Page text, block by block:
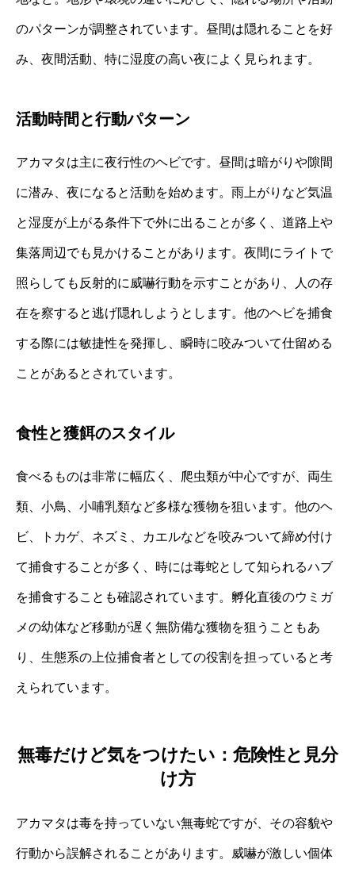
のパターンが調整されています。昼間は隠れることを好
み、夜間活動、特に湿度の高い夜によく見られます。
活動時間と行動パターン
アカマタは主に夜行性のヘビです。昼間は暗がりや隙間
に潜み、夜になると活動を始めます。雨上がりなど気温
と湿度が上がる条件下で外に出ることが多く、道路上や
集落周辺でも見かけることがあります。夜間にライトで
照らしても反射的に威嚇行動を示すことがあり、人の存
在を察すると逃げ隠れしようとします。他のヘビを捕食
する際には敏捷性を発揮し、瞬時に咬みついて仕留める
ことがあるとされています。
食性と獲餌のスタイル
食べるものは非常に幅広く、爬虫類が中心ですが、両生
類、小鳥、小哺乳類など多様な獲物を狙います。他のヘ
ビ、トカゲ、ネズミ、カエルなどを咬みついて締め付け
て捕食することが多く、時には毒蛇として知られるハブ
を捕食することも確認されています。孵化直後のウミガ
メの幼体など移動が遅く無防備な獲物を狙うこともあ
り、生態系の上位捕食者としての役割を担っていると考
えられています。
無毒だけど気をつけたい：危険性と見分
け方
アカマタは毒を持っていない無毒蛇ですが、その容貌や
行動から誤解されることがあります。威嚇が激しい個体